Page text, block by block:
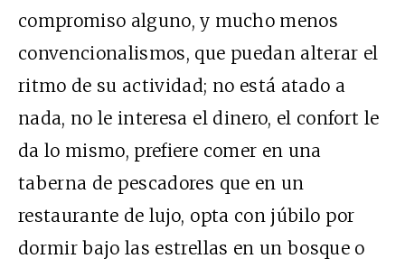
compromiso alguno, y mucho menos
convencionalismos, que puedan alterar el
ritmo de su actividad; no está atado a
nada, no le interesa el dinero, el confort le
da lo mismo, prefiere comer en una
taberna de pescadores que en un
restaurante de lujo, opta con júbilo por
dormir bajo las estrellas en un bosque o